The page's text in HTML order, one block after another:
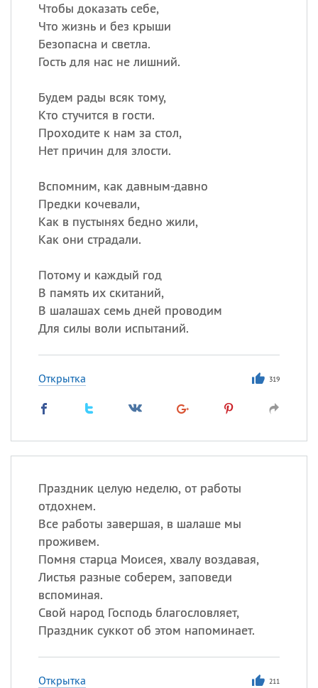
Чтобы доказать себе,
Что жизнь и без крыши
Безопасна и светла.
Гость для нас не лишний.
Будем рады всяк тому,
Кто стучится в гости.
Проходите к нам за стол,
Нет причин для злости.
Вспомним, как давным-давно
Предки кочевали,
Как в пустынях бедно жили,
Как они страдали.
Потому и каждый год
В память их скитаний,
В шалашах семь дней проводим
Для силы воли испытаний.
Открытка 319
Праздник целую неделю, от работы
отдохнем.
Все работы завершая, в шалаше мы
проживем.
Помня старца Моисея, хвалу воздавая,
Листья разные соберем, заповеди
вспоминая.
Свой народ Господь благословляет,
Праздник суккот об этом напоминает.
Открытка 211